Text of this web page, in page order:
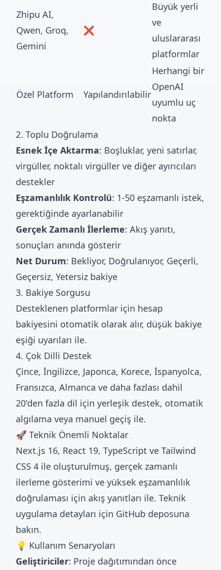
Zhipu AI,
Qwen, Groq,
Gemini
❌
Büyük yerli
ve
uluslararası
platformlar
Özel Platform Yapılandırılabilir
Herhangi bir
OpenAI
uyumlu uç
nokta
2. Toplu Doğrulama
Esnek İçe Aktarma: Boşluklar, yeni satırlar,
virgüller, noktalı virgüller ve diğer ayırıcıları
destekler
Eşzamanlılık Kontrolü: 1-50 eşzamanlı istek,
gerektiğinde ayarlanabilir
Gerçek Zamanlı İlerleme: Akış yanıtı,
sonuçları anında gösterir
Net Durum: Bekliyor, Doğrulanıyor, Geçerli,
Geçersiz, Yetersiz bakiye
3. Bakiye Sorgusu
Desteklenen platformlar için hesap
bakiyesini otomatik olarak alır, düşük bakiye
eşiği uyarıları ile.
4. Çok Dilli Destek
Çince, İngilizce, Japonca, Korece, İspanyolca,
Fransızca, Almanca ve daha fazlası dahil
20'den fazla dil için yerleşik destek, otomatik
algılama veya manuel geçiş ile.
🚀 Teknik Önemli Noktalar
Next.js 16, React 19, TypeScript ve Tailwind
CSS 4 ile oluşturulmuş, gerçek zamanlı
ilerleme gösterimi ve yüksek eşzamanlılık
doğrulaması için akış yanıtları ile. Teknik
uygulama detayları için GitHub deposuna
bakın.
💡 Kullanım Senaryoları
Geliştiriciler: Proje dağıtımından önce